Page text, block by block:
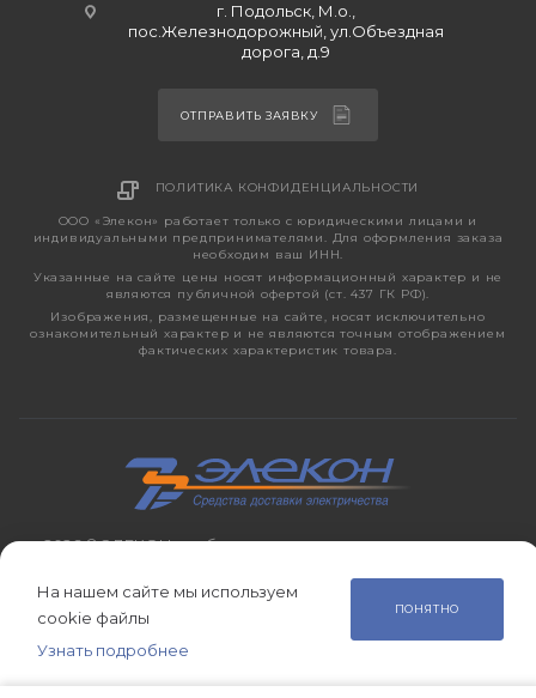
г. Подольск, М.о.,
пос.Железнодорожный, ул.Объездная
дорога, д.9
ОТПРАВИТЬ ЗАЯВКУ
ПОЛИТИКА КОНФИДЕНЦИАЛЬНОСТИ
ООО «Элекон» работает только с юридическими лицами и
индивидуальными предпринимателями. Для оформления заказа
необходим ваш ИНН.
Указанные на сайте цены носят информационный характер и не
являются публичной офертой (ст. 437 ГК РФ).
Изображения, размещенные на сайте, носят исключительно
ознакомительный характер и не являются точным отображением
фактических характеристик товара.
2026 © ЭЛЕКОН – кабельно-проводниковая продукция,
На нашем сайте мы используем
cookie файлы
Узнать подробнее
ПОНЯТНО